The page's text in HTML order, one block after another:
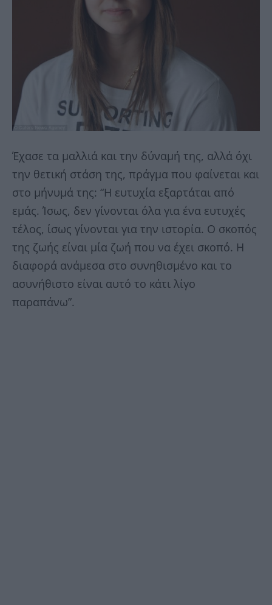
Έχασε τα μαλλιά και την δύναμή της, αλλά όχι
την θετική στάση της, πράγμα που φαίνεται και
στο μήνυμά της: “Η ευτυχία εξαρτάται από
εμάς. Ίσως, δεν γίνονται όλα για ένα ευτυχές
τέλος, ίσως γίνονται για την ιστορία. Ο σκοπός
της ζωής είναι μία ζωή που να έχει σκοπό. Η
διαφορά ανάμεσα στο συνηθισμένο και το
ασυνήθιστο είναι αυτό το κάτι λίγο
παραπάνω”.